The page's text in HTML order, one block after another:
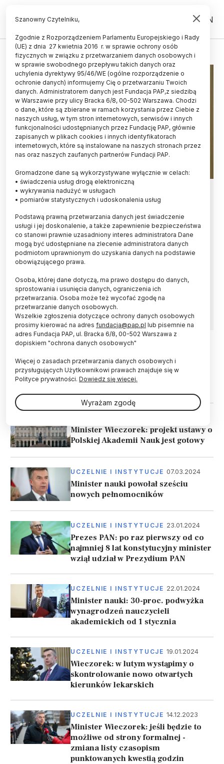
PL EN
WIECZOREK
Wieczorek do RPO ws. skargi
Fostiak: wszczęliśmy na US
kontrolę
Pismo szefowej związków zawodowych z
Uniwersytetu Szczecińskiego nie dotyczyło
podejrzeń o łamanie prawa, a było skargą dot.
Dariusz Wieczorek w odpowiedzi do Rzecznika
Praw Obywatelskich. Minister poinformował, że
wszczął kontrolę na US.
RPO prosi ministra Wieczorka o
wyjaśnienia ws. szefowej związków
Minister Wieczorek: projekt ustawy o
Polskiej Akademii Nauk jest gotowy
UCZELNIE I INSTYTUCJE 07.03.2024
Minister nauki powołał sześciu
nowych pełnomocników
UCZELNIE I INSTYTUCJE 23.01.2024
Prezes PAN: po raz pierwszy od co
najmniej 8 lat konstytucyjny minister
wziął udział w Prezydium PAN
UCZELNIE I INSTYTUCJE 22.01.2024
Minister nauki: 30-proc. podwyżka
wynagrodzeń nauczycieli
akademickich od 1 stycznia
UCZELNIE I INSTYTUCJE 19.01.2024
Wieczorek: w lutym wystąpimy o
skontrolowanie nowo otwartych
kierunków lekarskich
UCZELNIE I INSTYTUCJE 14.12.2023
Minister Wieczorek: jeśli będzie to
możliwe od strony formalnej -
zmiana listy czasopism
punktowanych kwestią godzin
Szanowny Czytelniku,
Zgodnie z Rozporządzeniem Parlamentu Europejskiego i Rady
(UE) z dnia 27 kwietnia 2016 r. w sprawie ochrony osób
fizycznych w związku z przetwarzaniem danych osobowych i
w sprawie swobodnego przepływu takich danych oraz
uchylenia dyrektywy 95/46/WE (ogólne rozporządzenie o
ochronie danych) informujemy Cię o przetwarzaniu Twoich
danych. Administratorem danych jest Fundacja PAP,z siedzibą
w Warszawie przy ulicy Bracka 6/8, 00-502 Warszawa. Chodzi
o dane, które są zbierane w ramach korzystania przez Ciebie z
naszych usług, w tym stron internetowych, serwisów i innych
funkcjonalności udostępnianych przez Fundację PAP, głównie
zapisanych w plikach cookies i innych identyfikatorach
internetowych, które są instalowane na naszych stronach przez
nas oraz naszych zaufanych partnerów Fundacji PAP.
Gromadzone dane są wykorzystywane wyłącznie w celach:
• świadczenia usług drogą elektroniczną
• wykrywania nadużyć w usługach
• pomiarów statystycznych i udoskonalenia usług
Podstawą prawną przetwarzania danych jest świadczenie
usługi i jej doskonalenie, a także zapewnienie bezpieczeństwa
co stanowi prawnie uzasadniony interes administratora Dane
mogą być udostępniane na zlecenie administratora danych
podmiotom uprawnionym do uzyskania danych na podstawie
obowiązującego prawa.
Osoba, której dane dotyczą, ma prawo dostępu do danych,
sprostowania i usunięcia danych, ograniczenia ich
przetwarzania. Osoba może też wycofać zgodę na
przetwarzanie danych osobowych.
Wszelkie zgłoszenia dotyczące ochrony danych osobowych
prosimy kierować na adres fundacja@pap.pl lub pisemnie na
adres Fundacja PAP, ul. Bracka 6/8, 00-502 Warszawa z
dopiskiem "ochrona danych osobowych"
Więcej o zasadach przetwarzania danych osobowych i
przysługujących Użytkownikowi prawach znajduje się w
Polityce prywatności. Dowiedz się więcej.
Wyrażam zgodę